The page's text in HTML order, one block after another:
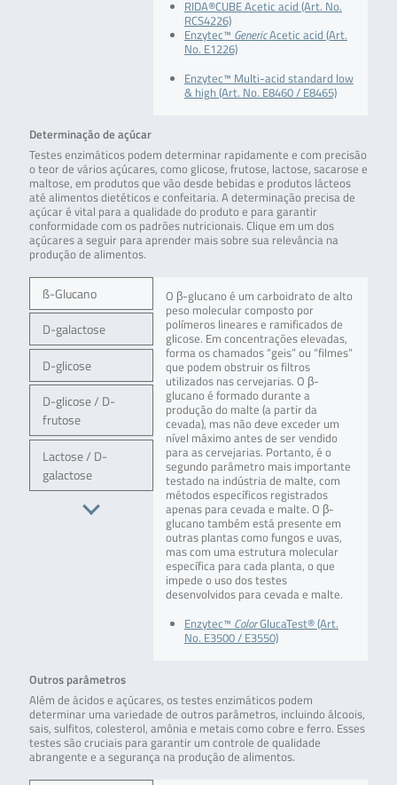
RIDA®CUBE Acetic acid (Art. No.
RCS4226)
Enzytec™ GenericAcetic acid (Art.
No. E1226)
Enzytec™ Multi-acid standard low
& high (Art. No. E8460 / E8465)
Determinação de açúcar
Testes enzimáticos podem determinar rapidamente e com precisão
o teor de vários açúcares, como glicose, frutose, lactose, sacarose e
maltose, em produtos que vão desde bebidas e produtos lácteos
até alimentos dietéticos e confeitaria. A determinação precisa de
açúcar é vital para a qualidade do produto e para garantir
conformidade com os padrões nutricionais. Clique em um dos
açúcares a seguir para aprender mais sobre sua relevância na
produção de alimentos.
ß-Glucano
D-galactose
D-glicose
D-glicose / D-
frutose
Lactose / D-
galactose
O β-glucano é um carboidrato de alto
peso molecular composto por
polímeros lineares e ramificados de
glicose. Em concentrações elevadas,
forma os chamados “geis” ou “filmes”
que podem obstruir os filtros
utilizados nas cervejarias. O β-
glucano é formado durante a
produção do malte (a partir da
cevada), mas não deve exceder um
nível máximo antes de ser vendido
para as cervejarias. Portanto, é o
segundo parâmetro mais importante
testado na indústria de malte, com
métodos específicos registrados
apenas para cevada e malte. O β-
glucano também está presente em
outras plantas como fungos e uvas,
mas com uma estrutura molecular
específica para cada planta, o que
impede o uso dos testes
desenvolvidos para cevada e malte.
Enzytec™ ColorGlucaTest® (Art.
No. E3500 / E3550)
Outros parâmetros
Além de ácidos e açúcares, os testes enzimáticos podem
determinar uma variedade de outros parâmetros, incluindo álcoois,
sais, sulfitos, colesterol, amônia e metais como cobre e ferro. Esses
testes são cruciais para garantir um controle de qualidade
abrangente e a segurança na produção de alimentos.